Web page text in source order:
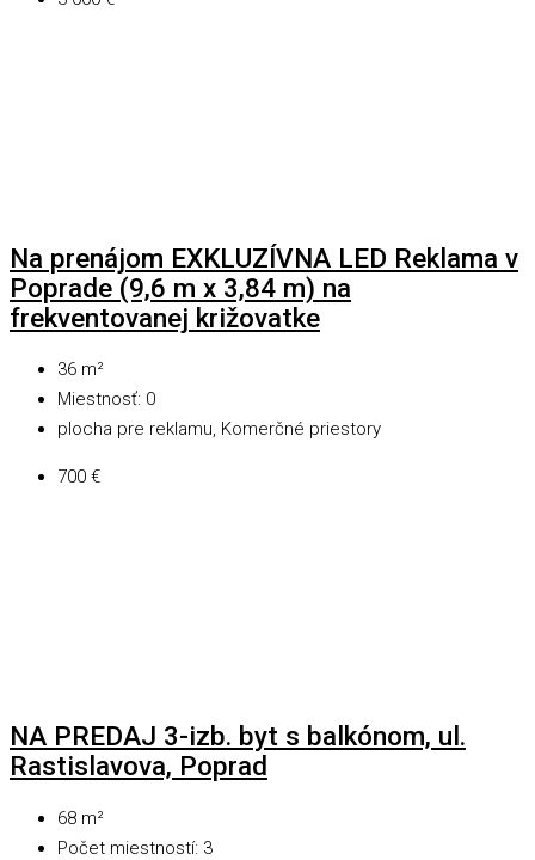
Na prenájom EXKLUZÍVNA LED Reklama v
Poprade (9,6 m x 3,84 m) na
frekventovanej križovatke
36 m²
Miestnosť: 0
plocha pre reklamu, Komerčné priestory
700 €
NA PREDAJ 3-izb. byt s balkónom, ul.
Rastislavova, Poprad
68 m²
Počet miestností: 3